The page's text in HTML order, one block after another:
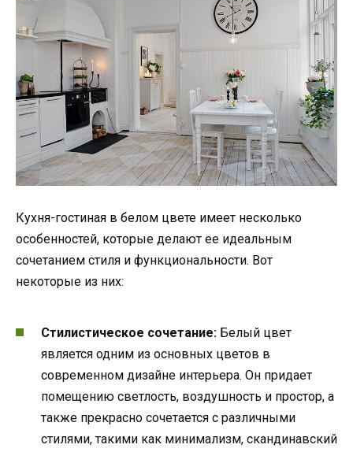
Кухня-гостиная в белом цвете имеет несколько
особенностей, которые делают ее идеальным
сочетанием стиля и функциональности. Вот
некоторые из них:
Стилистическое сочетание: Белый цвет
является одним из основных цветов в
современном дизайне интерьера. Он придает
помещению светлость, воздушность и простор, а
также прекрасно сочетается с различными
стилями, такими как минимализм, скандинавский